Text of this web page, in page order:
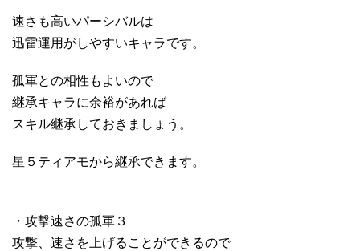
速さも高いパーシバルは
迅雷運用がしやすいキャラです。
孤軍との相性もよいので
継承キャラに余裕があれば
スキル継承しておきましょう。
星５ティアモから継承できます。
・攻撃速さの孤軍３
攻撃、速さを上げることができるので